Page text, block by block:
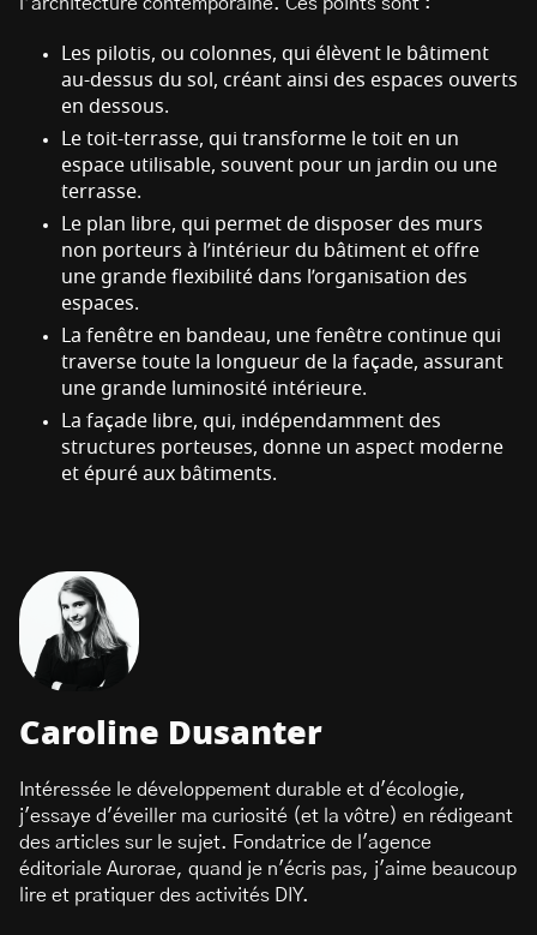
Les pilotis, ou colonnes, qui élèvent le bâtiment
au-dessus du sol, créant ainsi des espaces ouverts
en dessous.
Le toit-terrasse, qui transforme le toit en un
espace utilisable, souvent pour un jardin ou une
terrasse.
Le plan libre, qui permet de disposer des murs
non porteurs à l’intérieur du bâtiment et offre
une grande flexibilité dans l’organisation des
espaces.
La fenêtre en bandeau, une fenêtre continue qui
traverse toute la longueur de la façade, assurant
une grande luminosité intérieure.
La façade libre, qui, indépendamment des
structures porteuses, donne un aspect moderne
et épuré aux bâtiments.
Caroline Dusanter
Intéressée le développement durable et d'écologie,
j'essaye d'éveiller ma curiosité (et la vôtre) en rédigeant
des articles sur le sujet. Fondatrice de l'agence
éditoriale Aurorae, quand je n'écris pas, j'aime beaucoup
lire et pratiquer des activités DIY.